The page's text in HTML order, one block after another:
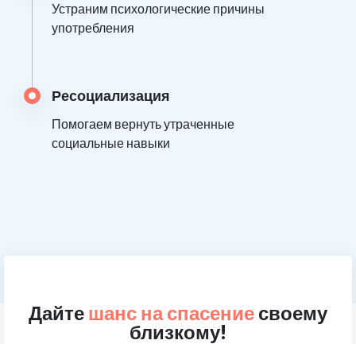
Устраним психологические причины
употребления
Ресоциализация
Помогаем вернуть утраченные
социальные навыки
Дайте шанс на спасение своему
близкому!